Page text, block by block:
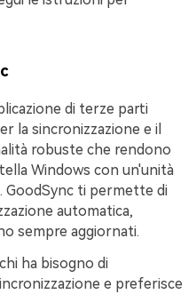
di terze parti
la sincronizzazione e il
robuste che rendono
Windows con un'unità
GoodSync ti permette di
automatica,
sempre aggiornati.
ha bisogno di
e preferisce